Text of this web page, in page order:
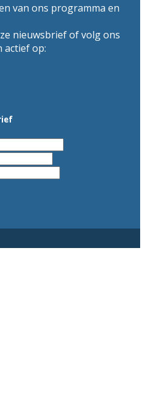
van ons programma en
nieuwsbrief of volg ons
actief op: